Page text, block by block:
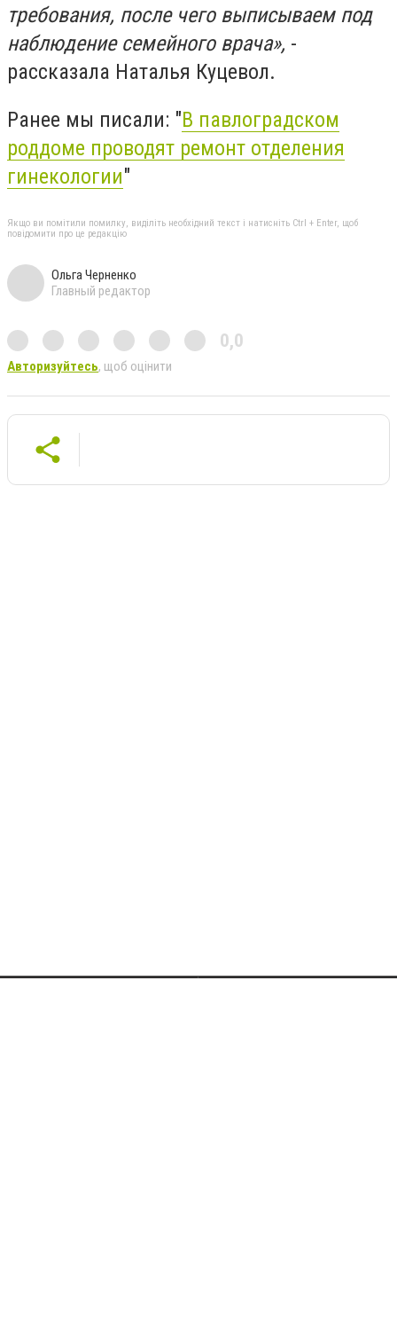
требования, после чего выписываем под
наблюдение семейного врача», -
рассказала Наталья Куцевол.
Ранее мы писали: "В павлоградском
роддоме проводят ремонт отделения
гинекологии"
Якщо ви помітили помилку, виділіть необхідний текст і натисніть Ctrl + Enter, щоб
повідомити про це редакцію
Ольга Черненко
Главный редактор
0,0
Авторизуйтесь, щоб оцінити